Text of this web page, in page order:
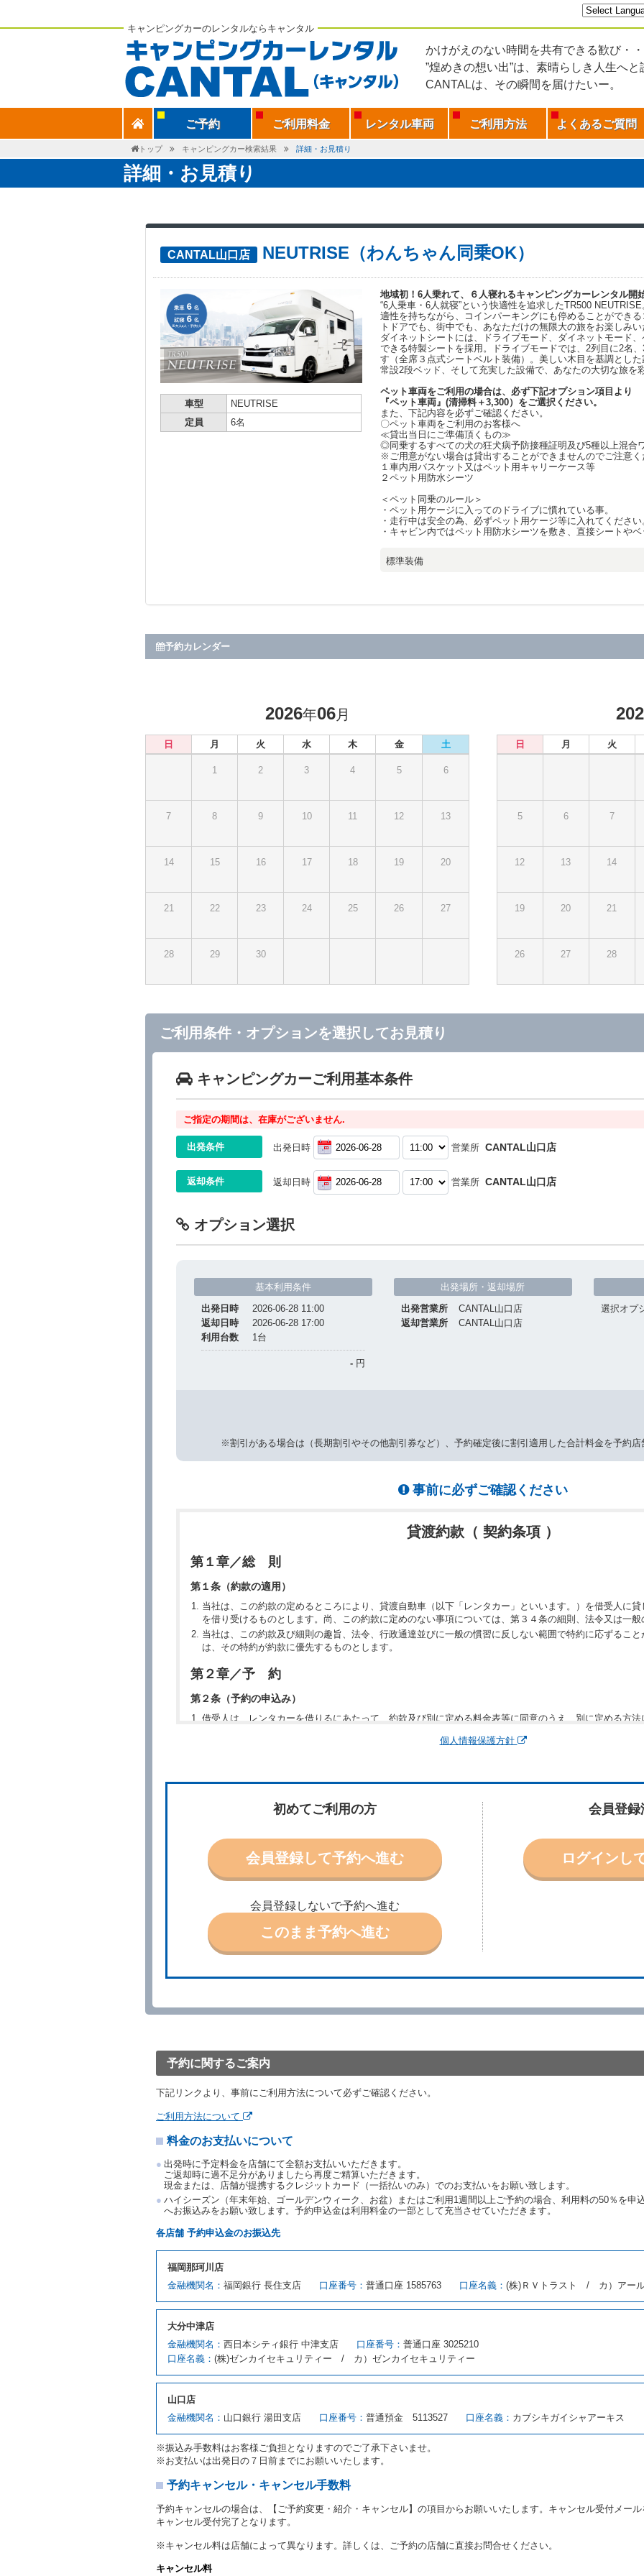
キャンピングカーのレンタルならキャンタル
かけがえのない時間を共有できる歓び・・
”煌めきの想い出”は、素晴らしき人生へと
CANTALは、その瞬間を届けたいー。
ご予約 ご利用料金 レンタル車両 ご利用方法 よくあるご質問
トップ キャンピングカー検索結果 詳細・お見積り
詳細・お見積り
CANTAL山口店 NEUTRISE（わんちゃん同乗OK）
車型
NEUTRISE
定員
6名
地域初！6人乗れて、６人寝れるキャンピングカーレンタル開
“6人乗車・6人就寝”という快適性を追求したTR500
適性を持ちながら、コインパーキングにも停めることができ
トドアでも、街中でも、あなただけの無限大の旅をお楽しみい
ダイネットシートには、ドライブモード、ダイネットモード
できる特製シートを採用。ドライブモードでは、2列目に2名
す（全席３点式シートベルト装備）。美しい木目を基調とし
常設2段ベッド、そして充実した設備で、あなたの大切な旅を
ペット車両をご利用の場合は、必ず下記オプション項目より
『ペット車両』(清掃料＋3,300）をご選択ください。
また、下記内容を必ずご確認ください。
〇ペット車両をご利用のお客様へ
≪貸出当日にご準備頂くもの≫
◎同乗するすべての犬の狂犬病予防接種証明及び5種以上混合
※ご用意がない場合は貸出することができませんのでご注意く
１車内用バスケット又はペット用キャリーケース等
２ペット用防水シーツ
＜ペット同乗のルール＞
・ペット用ケージに入ってのドライブに慣れている事。
・走行中は安全の為、必ずペット用ケージ等に入れてください
・キャビン内ではペット用防水シーツを敷き、直接シートやベ
標準装備
予約カレンダー
2026年06月
日 月 火 水 木 金 土
1 2 3 4 5 6
7 8 9 10 11 12 13
14 15 16 17 18 19 20
21 22 23 24 25 26 27
28 29 30
日 月 火
5 6 7
12 13 14
19 20 21
26 27 28
ご利用条件・オプションを選択してお見積り
キャンピングカーご利用基本条件
ご指定の期間は、在庫がございません.
出発条件 出発日時 営業所 CANTAL山口店
返却条件 返却日時 営業所 CANTAL山口店
オプション選択
基本利用条件
出発日時
2026-06-28 11:00
返却日時
2026-06-28 17:00
利用台数
1 台
- 円
出発場所・返却場所
出発営業所
CANTAL山口店
返却営業所
CANTAL山口店
選択オプ
※割引がある場合は（長期割引やその他割引券など）、予約確定後に割引適用した合計料金を予約店
事前に必ずご確認ください
貸渡約款（ 契約条項 ）
第１章／総 則
第１条（約款の適用）
当社は、この約款の定めるところにより、貸渡自動車（以下「レンタカー」といいます。）を借受人に
を借り受けるものとします。尚、この約款に定めのない事項については、第３４条の細則、法令又は一般
当社は、この約款及び細則の趣旨、法令、行政通達並びに一般の慣習に反しない範囲で特約に応ずるこ
は、その特約が約款に優先するものとします。
第２章／予 約
第２条（予約の申込み）
借受人は、レンタカーを借りるにあたって、約款及び別に定める料金表等に同意のうえ、別に定める方
予約の申込みを行うことができます。なお、当社は、電話連絡並びに電子メールによる予約に応じますが
場合、借受人は、当社が特に認める場合を除き、別に定める予約申込金を支払うものとします。
第３条（予約の変更）
借受人は、前条第１項の借受条件を変更しようとするときは、あらかじめ当社の承諾を受けなければなら
第４条（予約の取消し等）
借受人は、別に定める方法により予約を取り消すことができます。
借受人が、借受人の都合により予約した借受開始時刻を１時間以上経過してもレンタカー貸渡契約（以下
結手続きに着手しなかったときは、予約が取り消されたものとします。
前２項の場合、借受人は、別に定めるところにより予約取消手数料を当社に支払うものとし、当社は、こ
ったときは、受領済の予約申込金を借受人に返還するものとします。
当社の都合により、予約が取り消されたとき、又は貸渡契約が締結されなかったときは、当社は受領済の
ます。
きは、予約は取り消されたものとします。この場合、当社は受領済の予約申込金を返還するものとします
当社は、借受人から予約のあった車種クラスのレンタカーを貸し渡すことができないときは、予約と異
渡すものとします。なお、代替レンタカーの貸渡料金が予約された車種クラスの貸渡料金より高くなると
渡料金によるものとし、予約された車種クラスの貸渡料金より低くなるときは、当該代替レンタカーの車
借受人は、第１項の代替レンタカーの貸渡しの申入れを拒絶し、予約を取り消すことができるものとしま
前項の場合、第１項の貸渡しをすることができない原因が、当社の責に帰する事由によるときには第４条
第３項の場合、第１項の貸渡しをすることができない原因が、当社の責に帰さない事由による時には第４
第６条（免責）
当社及び借受人は、予約が取り消され、又は貸渡契約が締結されなかったことについて、第４条及び第
何らの請求をしないものとします。
第３章／貸 渡 し
ます。ただし、貸し渡すことができるレンタカーがない場合又は借受人若しくは運転者が第８条第１項若
該当する場合を除きます。
運転者は、貸渡契約の締結にあたり、約款及び細則で運転者の義務と定められた事項を遵守するものとし
当社は、監督官庁の基本通達（注１）に基づき、貸渡簿(貸渡原票)及び第１３条第１項に規定する貸渡証
許の種類及び運転免許証（注２）の番号を記載し、又は運転者の運転免許証の写しを添付するため、貸渡
対し、借受人の指定する運転者（以下「運転者」といいます。）の運転免許証の提示を求めるほか、そ
ます。この場合、借受人は、自己が運転者であるときは自己の運転免許証を提示し、借受人と運転者が
注１）監督官庁の基本通達とは、国土交通省自動車交通局長通達「レンタカーに関する基本通達」（自
２．(10)及び(11)のことをいいます。
転免許証をいいます。
当社は、貸渡契約の締結にあたり、借受人及び運転者に対し、運転免許証のほかに本人確認ができる書類
書類の写しをとることがあります。
当社は、貸渡契約の締結にあたり、借受期間中に借受人及び運転者と連絡するための携帯電話番号等の告
当社は、貸渡契約の締結にあたり、借受人に対し、クレジットカード若しくは現金による支払いを求め
ることがあります。
当社は、借受人又は運転者が前3項に従わない場合は、貸渡契約の締結を拒絶するとともに、予約を取消
なお、この場合の予約申込金等の扱いについては、第4条第5項を適用するものとします。
個人情報保護方針
初めてご利用の方
会員登録して予約へ進む
会員登録しないで予約へ進む
このまま予約へ進む
会員登
ログインし
予約に関するご案内
下記リンクより、事前にご利用方法について必ずご確認ください。
ご利用方法について
料金のお支払いについて
出発時に予定料金を店舗にて全額お支払いいただきます。
ご返却時に過不足分がありましたら再度ご精算いただきます。
現金または、店舗が提携するクレジットカード（一括払いのみ）でのお支払いをお願い致します。
ハイシーズン（年末年始、ゴールデンウィーク、お盆）またはご利用1週間以上ご予約の場合、利用料の50％を申
へお振込みをお願い致します。予約申込金は利用料金の一部として充当させていただきます。
各店舗 予約申込金のお振込先
福岡那珂川店
金融機関名： 福岡銀行 長住支店 口座番号： 普通口座 1585763 口座名義： (株)ＲＶトラスト / カ）アール
大分中津店
金融機関名： 西日本シティ銀行 中津支店 口座番号： 普通口座 3025210
口座名義： (株)ゼンカイセキュリティー / カ）ゼンカイセキュリティー
山口店
金融機関名： 山口銀行 湯田支店 口座番号： 普通預金 5113527 口座名義： カブシキガイシャアーキス
※振込み手数料はお客様ご負担となりますのでご了承下さいませ。
※お支払いは出発日の７日前までにお願いいたします。
予約キャンセル・キャンセル手数料
予約キャンセルの場合は、【ご予約変更・紹介・キャンセル】の項目からお願いいたします。キャンセル受付メー
キャンセル受付完了となります。
※キャンセル料は店舗によって異なります。詳しくは、ご予約の店舗に直接お問合せください。
キャンセル料